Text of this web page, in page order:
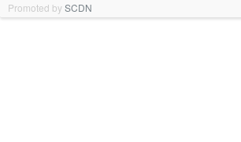
Promoted bySCDN